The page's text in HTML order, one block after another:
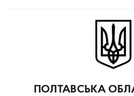
ПОЛТАВСЬКА